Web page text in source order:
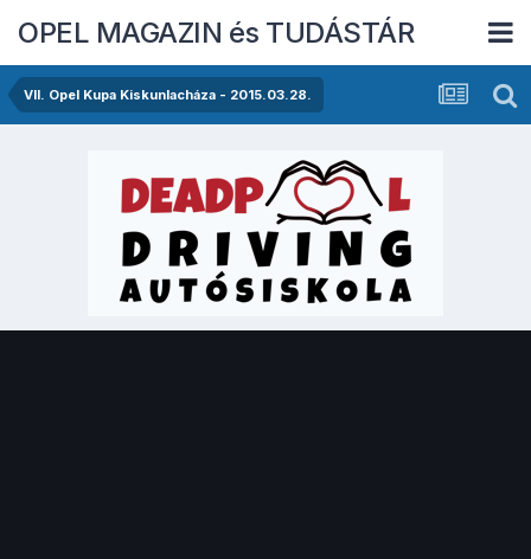
OPEL MAGAZIN és TUDÁSTÁR
VII. Opel Kupa Kiskunlacháza - 2015.03.28.